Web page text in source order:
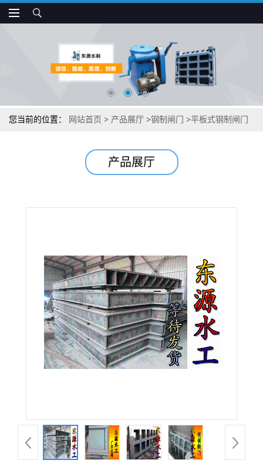
您当前的位置： 网站首页 > 产品展厅 >钢制闸门 >平板式钢制闸门
产品展厅